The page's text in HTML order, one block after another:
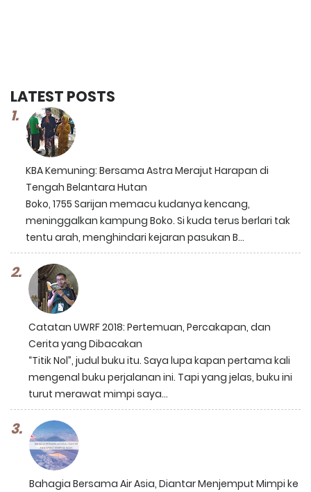
LATEST POSTS
KBA Kemuning: Bersama Astra Merajut Harapan di
Tengah Belantara Hutan
Boko, 1755 Sarijan memacu kudanya kencang,
meninggalkan kampung Boko. Si kuda terus berlari tak
tentu arah, menghindari kejaran pasukan B...
Catatan UWRF 2018: Pertemuan, Percakapan, dan
Cerita yang Dibacakan
“Titik Nol”, judul buku itu. Saya lupa kapan pertama kali
mengenal buku perjalanan ini. Tapi yang jelas, buku ini
turut merawat mimpi saya...
Bahagia Bersama Air Asia, Diantar Menjemput Mimpi ke